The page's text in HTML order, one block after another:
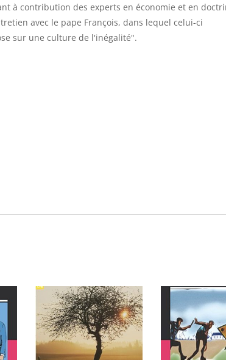
à contribution des experts en économie et en
avec le pape François, dans lequel celui-ci
sur une culture de l'inégalité".